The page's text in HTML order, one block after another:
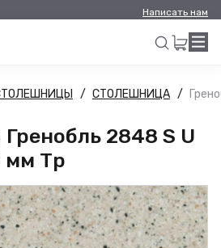
Написать нам
Искать
СТОЛЕШНИЦА
2848 S U
мм Тр